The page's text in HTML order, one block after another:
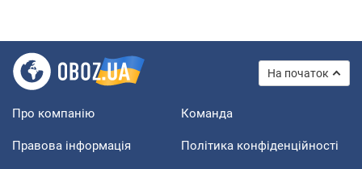
На початок
Про компанію Команда
Правова інформація Політика конфіденційності